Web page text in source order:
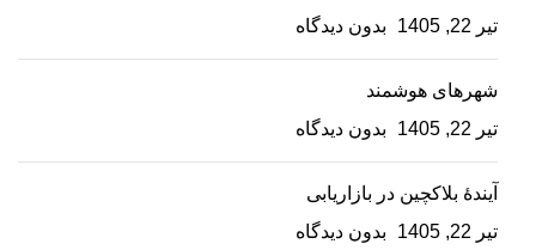
تیر 22, 1405
بدون دیدگاه
شهرهای هوشمند
تیر 22, 1405
بدون دیدگاه
آیندۀ بلاکچین در بازاریابی
تیر 22, 1405
بدون دیدگاه